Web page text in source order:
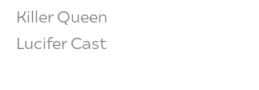
Killer Queen
Lucifer Cast